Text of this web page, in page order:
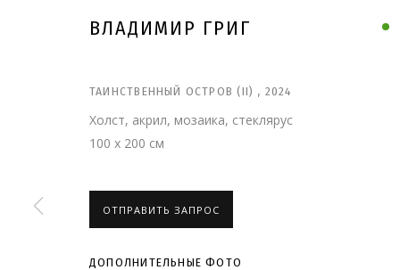
ВЛАДИМИР ГРИГ
ТАИНСТВЕННЫЙ ОСТРОВ (II) , 2024
Холст, акрил, мозаика, стеклярус
100 x 200 см
ОТПРАВИТЬ ЗАПРОС
ДОПОЛНИТЕЛЬНЫЕ ФОТО